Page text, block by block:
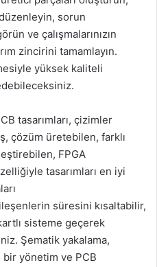
sorun
ve çalışmalarınızın
zincirini tamamlayın.
yüksek kaliteli
tasarımları, çizimler
çözüm üretebilen, farklı
FPGA
tasarımları en iyi
süresini kısaltabilir,
sisteme geçerek
Şematik yakalama,
yönetim ve PCB